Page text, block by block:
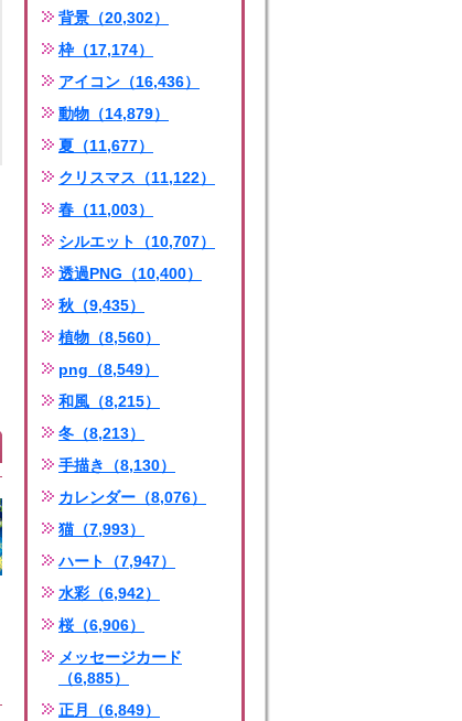
背景（20,302）
枠（17,174）
アイコン（16,436）
動物（14,879）
夏（11,677）
クリスマス（11,122）
春（11,003）
シルエット（10,707）
透過PNG（10,400）
秋（9,435）
植物（8,560）
png（8,549）
和風（8,215）
冬（8,213）
手描き（8,130）
カレンダー（8,076）
猫（7,993）
ハート（7,947）
水彩（6,942）
桜（6,906）
メッセージカード
（6,885）
正月（6,849）